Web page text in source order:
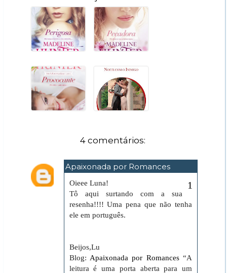
4 comentários:
Apaixonada por Romances
Oieee Luna!
Tô aqui surtando com a sua
resenha!!!! Uma pena que não tenha
ele em português.
Beijos,Lu
Blog: Apaixonada por Romances“A
leitura é uma porta aberta para um